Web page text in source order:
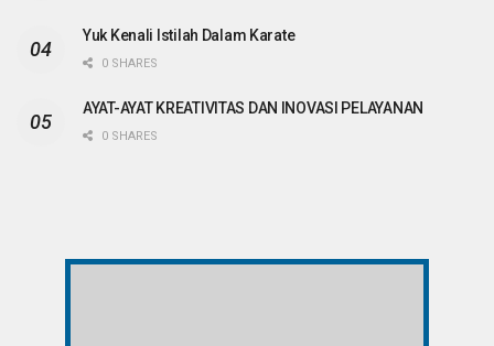
Yuk Kenali Istilah Dalam Karate
0 SHARES
AYAT-AYAT KREATIVITAS DAN INOVASI PELAYANAN
0 SHARES